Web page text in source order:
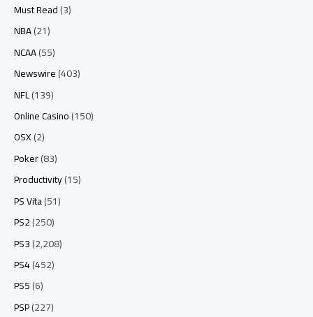
Must Read(3)
NBA(21)
NCAA(55)
Newswire(403)
NFL(139)
Online Casino(150)
OSX(2)
Poker(83)
Productivity(15)
PS Vita(51)
PS2(250)
PS3(2,208)
PS4(452)
PS5(6)
PSP(227)